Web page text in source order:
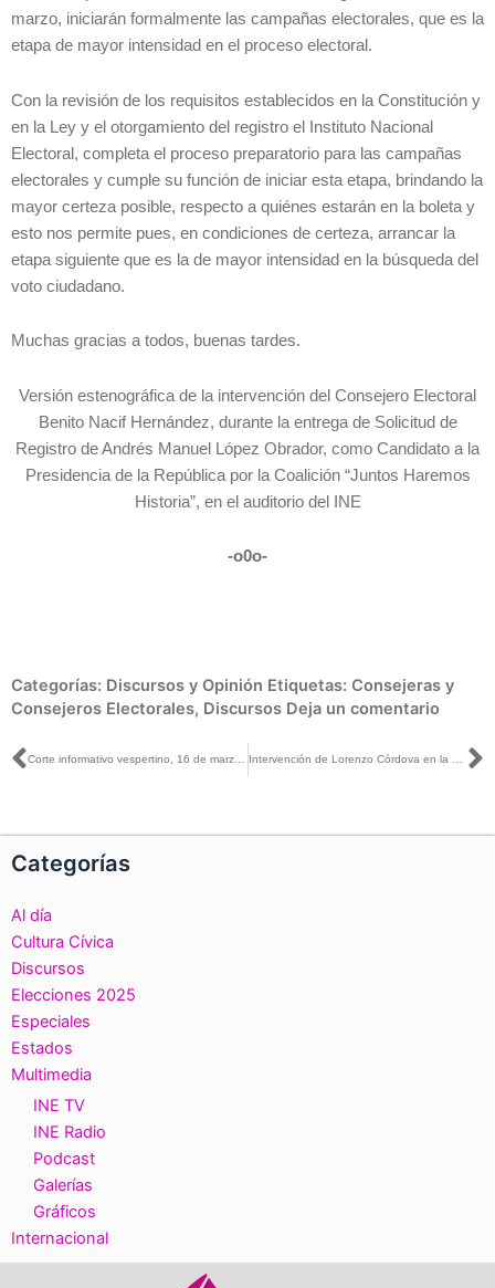
marzo, iniciarán formalmente las campañas electorales, que es la
etapa de mayor intensidad en el proceso electoral.
Con la revisión de los requisitos establecidos en la Constitución y
en la Ley y el otorgamiento del registro el Instituto Nacional
Electoral, completa el proceso preparatorio para las campañas
electorales y cumple su función de iniciar esta etapa, brindando la
mayor certeza posible, respecto a quiénes estarán en la boleta y
esto nos permite pues, en condiciones de certeza, arrancar la
etapa siguiente que es la de mayor intensidad en la búsqueda del
voto ciudadano.
Muchas gracias a todos, buenas tardes.
Versión estenográfica de la intervención del Consejero Electoral
Benito Nacif Hernández, durante la entrega de Solicitud de
Registro de Andrés Manuel López Obrador, como Candidato a la
Presidencia de la República por la Coalición “Juntos Haremos
Historia”, en el auditorio del INE
-o0o-
Categorías: Discursos y Opinión Etiquetas: Consejeras y
Consejeros Electorales, Discursos Deja un comentario
Ant Corte informativo vespertino, 16 de marzo de 2018 Intervención de Lorenzo Córdova en la entrega de Solicitud de Registro de Andrés Manuel López, como Candidato a la Presidencia de la República por la Coalición “Juntos Haremos Historia”
Categorías
Al día
Cultura Cívica
Discursos
Elecciones 2025
Especiales
Estados
Multimedia
INE TV
INE Radio
Podcast
Galerías
Gráficos
Internacional